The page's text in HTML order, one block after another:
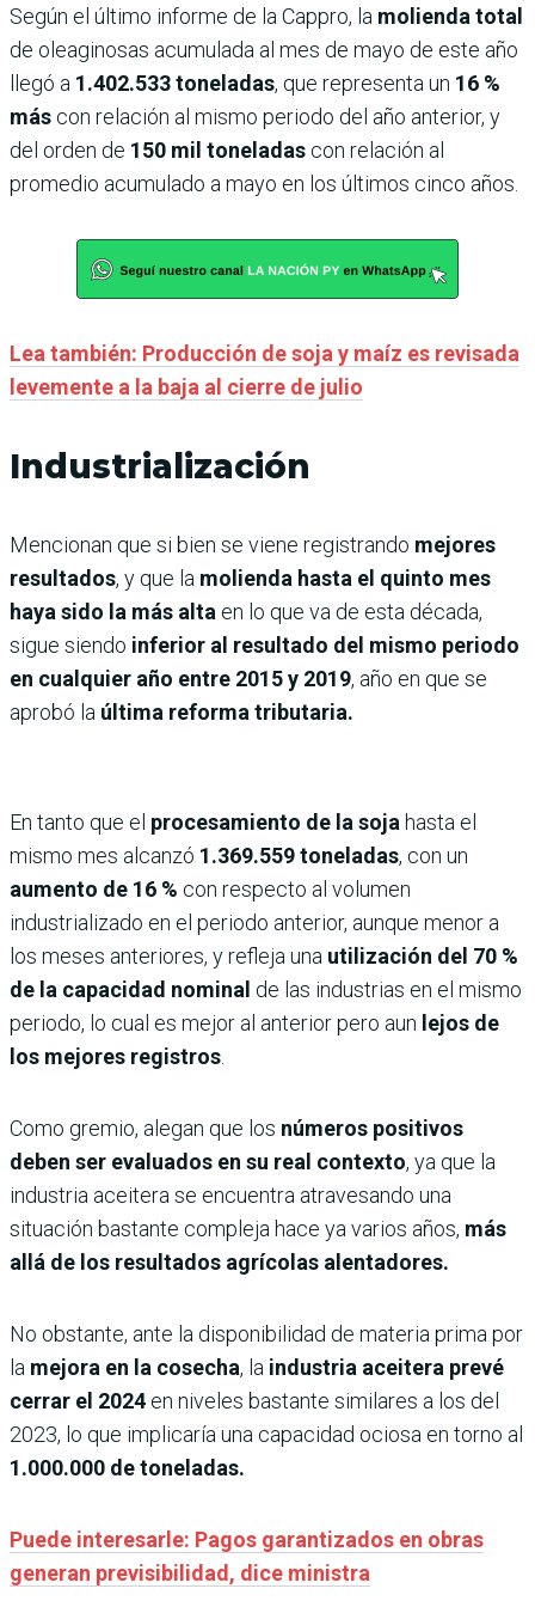
Según el último informe de la Cappro, la molienda total
de oleaginosas acumulada al mes de mayo de este año
llegó a 1.402.533 toneladas, que representa un 16 %
más con relación al mismo periodo del año anterior, y
del orden de 150 mil toneladas con relación al
promedio acumulado a mayo en los últimos cinco años.
Lea también: Producción de soja y maíz es revisada
levemente a la baja al cierre de julio
Industrialización
Mencionan que si bien se viene registrando mejores
resultados, y que la molienda hasta el quinto mes
haya sido la más alta en lo que va de esta década,
sigue siendo inferior al resultado del mismo periodo
en cualquier año entre 2015 y 2019, año en que se
aprobó la última reforma tributaria.
En tanto que el procesamiento de la soja hasta el
mismo mes alcanzó 1.369.559 toneladas, con un
aumento de 16 % con respecto al volumen
industrializado en el periodo anterior, aunque menor a
los meses anteriores, y refleja una utilización del 70 %
de la capacidad nominal de las industrias en el mismo
periodo, lo cual es mejor al anterior pero aun lejos de
los mejores registros
Como gremio, alegan que los números positivos
deben ser evaluados en su real contexto, ya que la
industria aceitera se encuentra atravesando una
situación bastante compleja hace ya varios años, más
allá de los resultados agrícolas alentadores.
No obstante, ante la disponibilidad de materia prima por
la mejora en la cosecha, la industria aceitera prevé
cerrar el 2024 en niveles bastante similares a los del
2023, lo que implicaría una capacidad ociosa en torno al
1.000.000 de toneladas.
Puede interesarle: Pagos garantizados en obras
generan previsibilidad, dice ministra